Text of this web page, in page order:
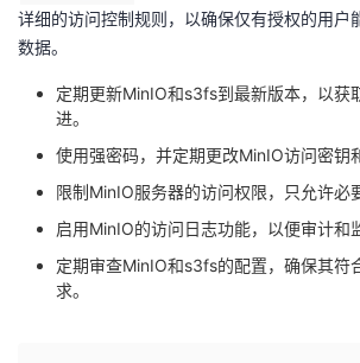
详细的访问控制规则，以确保仅有授权的用户
数据。
定期更新MinIO和s3fs到最新版本，以获
进。
使用强密码，并定期更改MinIO访问密钥
限制MinIO服务器的访问权限，只允许必
启用MinIO的访问日志功能，以便审计和
定期审查MinIO和s3fs的配置，确保其符
求。